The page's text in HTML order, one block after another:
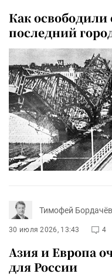
Как
последний
Тимофей Бордачёв
30 июля 2026, 13:43 4
Азия и Европа
для России